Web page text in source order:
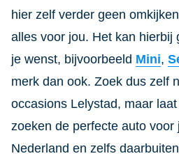
hier zelf verder geen
alles voor jou. Het kan hierbij
je wenst, bijvoorbeeld Mini,
merk dan ook. Zoek dus zelf
occasions Lelystad, maar
zoeken de perfecte auto voor
Nederland en zelfs